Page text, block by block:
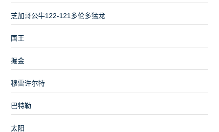
芝加哥公牛122-121多伦多猛龙
国王
掘金
穆雷许尔特
巴特勒
太阳